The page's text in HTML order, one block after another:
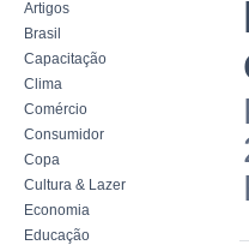
Artigos
Brasil
Capacitação
Clima
Comércio
Consumidor
Copa
Cultura & Lazer
Economia
Educação